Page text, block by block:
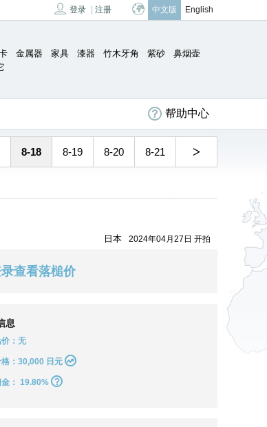
登录 注册 中文版 English
金属器 家具 漆器 竹木牙角 紫砂
鼻烟壶
帮助中心
8-18 8-19 8-20 8-21 >
日本 2024年04月27日 开拍
查看落槌价
息
：无
格：30,000 日元
： 19.80%